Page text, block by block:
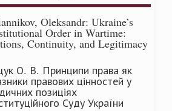
Oleksandr: Ukraine’s
Order in Wartime:
Continuity, and Legitimacy
О. В. Принципи права як
правових цінностей у
позиціях
Суду України